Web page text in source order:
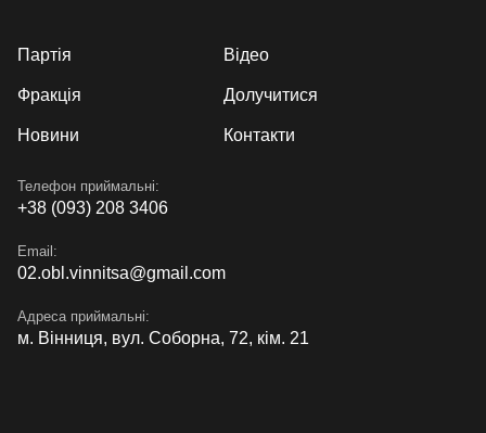
Партія
Фракція
Новини
Відео
Долучитися
Контакти
Телефон приймальні:
+38 (093) 208 3406
Email:
02.obl.vinnitsa@gmail.com
Адреса приймальні:
м. Вінниця, вул. Соборна, 72, кім. 21